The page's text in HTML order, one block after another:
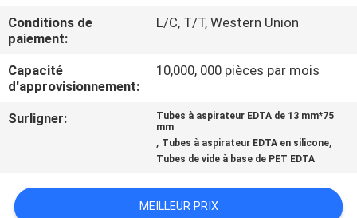
D'USINE
CONTRÔLE
DE
CONTACTEZ-
Conditions de
paiement:
L/C, T/T, Western Union
Capacité
d'approvisionnement:
10,000, 000 pièces par mois
Surligner:
Tubes à aspirateur EDTA de 13 mm*75
mm
, Tubes à aspirateur EDTA en silicone,
Tubes de vide à base de PET EDTA
MEILLEUR PRIX